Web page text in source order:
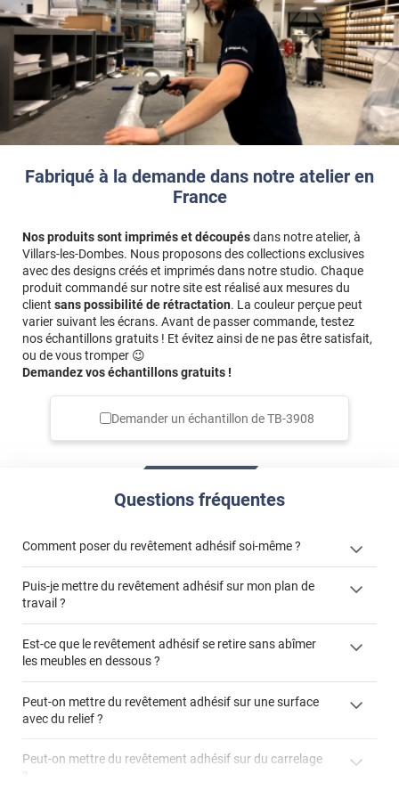
Fabriqué à la demande dans notre atelier en
France
Nos produits sont imprimés et découpésdans notre atelier, à
Villars-les-Dombes. Nous proposons des collections exclusives
avec des designs créés et imprimés dans notre studio. Chaque
produit commandé sur notre site est réalisé aux mesures du
client sans possibilité de rétractation. La couleur perçue peut
varier suivant les écrans. Avant de passer commande, testez
nos échantillons gratuits ! Et évitez ainsi de ne pas être satisfait,
ou de vous tromper 😉
Demandez vos échantillons gratuits !
Demander un échantillon deTB-3908
Questions fréquentes
Comment poser du revêtement adhésif soi-même ?
« Comment poser un revêtement adhésif ? »
Puis-je mettre du revêtement adhésif sur mon plan de
travail ?
revêtement adhésif sur un plan de travail de cuisine ?"
Est-ce que le revêtement adhésif se retire sans abîmer
les meubles en dessous ?
Peut-on mettre du revêtement adhésif sur une surface
avec du relief ?
Peut-on mettre du revêtement adhésif sur du carrelage